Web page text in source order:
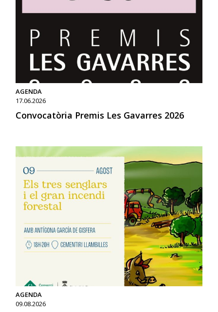
AGENDA
17.06.2026
Convocatòria Premis Les Gavarres 2026
AGENDA
09.08.2026